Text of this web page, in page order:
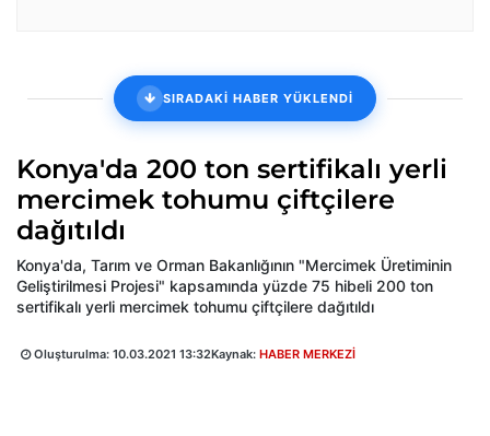
SIRADAKİ HABER YÜKLENDİ
Konya'da 200 ton sertifikalı yerli
mercimek tohumu çiftçilere
dağıtıldı
Konya'da, Tarım ve Orman Bakanlığının "Mercimek Üretiminin
Geliştirilmesi Projesi" kapsamında yüzde 75 hibeli 200 ton
sertifikalı yerli mercimek tohumu çiftçilere dağıtıldı
Oluşturulma: 10.03.2021 13:32Kaynak: HABER MERKEZİ